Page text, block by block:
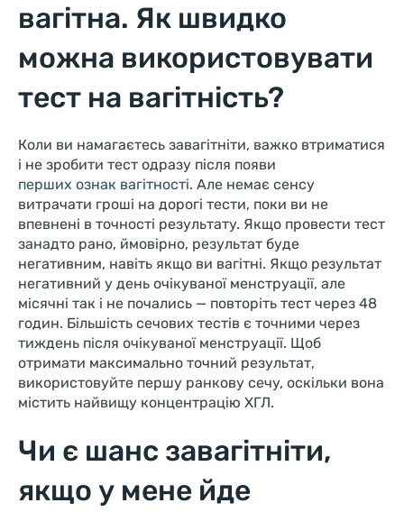
вагітна. Як швидко
можна використовувати
тест на вагітність?
Коли ви намагаєтесь завагітніти, важко втриматися
і не зробити тест одразу після появи
перших ознак вагітності. Але немає сенсу
витрачати гроші на дорогі тести, поки ви не
впевнені в точності результату. Якщо провести тест
занадто рано, ймовірно, результат буде
негативним, навіть якщо ви вагітні. Якщо результат
негативний у день очікуваної менструації, але
місячні так і не почались — повторіть тест через 48
годин. Більшість сечових тестів є точними через
тиждень після очікуваної менструації. Щоб
отримати максимально точний результат,
використовуйте першу ранкову сечу, оскільки вона
містить найвищу концентрацію ХГЛ.
Чи є шанс завагітніти,
якщо у мене йде